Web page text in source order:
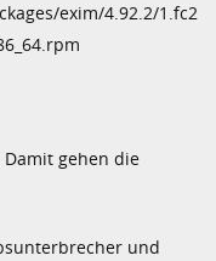
exim/4.92.2/1.fc2
Damit gehen die
und